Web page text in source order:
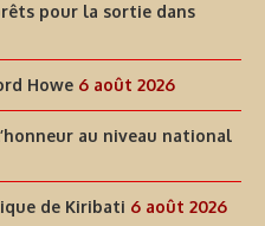
pour la sortie dans
Howe 6 août 2026
au niveau national
de Kiribati 6 août 2026